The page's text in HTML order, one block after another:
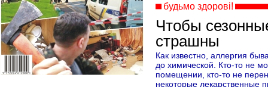
будьмо здорові!
Чтобы
страшны
Как известно, аллергия
до химической. Кто-то не
помещении, кто-то не
некоторые лекарственные